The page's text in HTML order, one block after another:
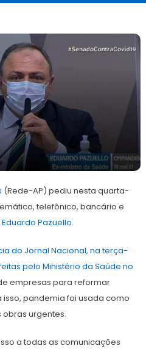
(Rede-AP) pediu nesta quarta-
telefônico, bancário e
Eduardo Pazuello.
do Jornal Nacional, na terça-
pelo Ministério da Saúde no
empresas para reformar
pandemia foi usada como
urgentes.
a todas as comunicações